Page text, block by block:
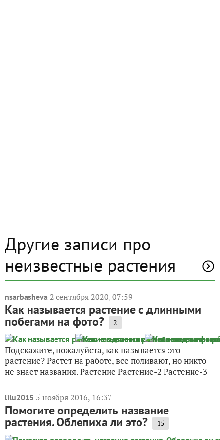
Другие записи про
неизвестные растения
nsarbasheva 2 сентября 2020, 07:59
Как называется растение с длинными
побегами на фото? 2
Подскажите, пожалуйста, как называется это
растение? Растет на работе, все поливают, но никто
не знает названия. Растение Растение-2 Растение-3
lilu2015 5 ноября 2016, 16:37
Помогите определить название
растения. Облепиха ли это? 15